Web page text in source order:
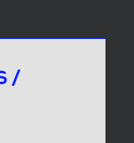
/